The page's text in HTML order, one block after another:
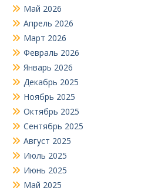
Май 2026
Апрель 2026
Март 2026
Февраль 2026
Январь 2026
Декабрь 2025
Ноябрь 2025
Октябрь 2025
Сентябрь 2025
Август 2025
Июль 2025
Июнь 2025
Май 2025